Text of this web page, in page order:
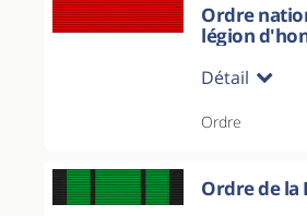
Ordre
légion
Détail
Ordre
Ordre de